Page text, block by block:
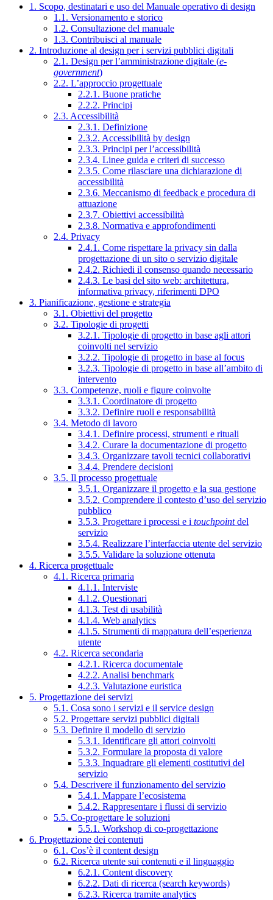
1. Scopo, destinatari e uso del Manuale operativo di design
1.1. Versionamento e storico
1.2. Consultazione del manuale
1.3. Contribuisci al manuale
2. Introduzione al design per i servizi pubblici digitali
2.1. Design per l’amministrazione digitale (e-
government)
2.2. L’approccio progettuale
2.2.1. Buone pratiche
2.2.2. Principi
2.3. Accessibilità
2.3.1. Definizione
2.3.2. Accessibilità by design
2.3.3. Principi per l’accessibilità
2.3.4. Linee guida e criteri di successo
2.3.5. Come rilasciare una dichiarazione di
accessibilità
2.3.6. Meccanismo di feedback e procedura di
attuazione
2.3.7. Obiettivi accessibilità
2.3.8. Normativa e approfondimenti
2.4. Privacy
2.4.1. Come rispettare la privacy sin dalla
progettazione di un sito o servizio digitale
2.4.2. Richiedi il consenso quando necessario
2.4.3. Le basi del sito web: architettura,
informativa privacy, riferimenti DPO
3. Pianificazione, gestione e strategia
3.1. Obiettivi del progetto
3.2. Tipologie di progetti
3.2.1. Tipologie di progetto in base agli attori
coinvolti nel servizio
3.2.2. Tipologie di progetto in base al focus
3.2.3. Tipologie di progetto in base all’ambito di
intervento
3.3. Competenze, ruoli e figure coinvolte
3.3.1. Coordinatore di progetto
3.3.2. Definire ruoli e responsabilità
3.4. Metodo di lavoro
3.4.1. Definire processi, strumenti e rituali
3.4.2. Curare la documentazione di progetto
3.4.3. Organizzare tavoli tecnici collaborativi
3.4.4. Prendere decisioni
3.5. Il processo progettuale
3.5.1. Organizzare il progetto e la sua gestione
3.5.2. Comprendere il contesto d’uso del servizio
pubblico
3.5.3. Progettare i processi e i touchpointdel
servizio
3.5.4. Realizzare l’interfaccia utente del servizio
3.5.5. Validare la soluzione ottenuta
4. Ricerca progettuale
4.1. Ricerca primaria
4.1.1. Interviste
4.1.2. Questionari
4.1.3. Test di usabilità
4.1.4. Web analytics
4.1.5. Strumenti di mappatura dell’esperienza
utente
4.2. Ricerca secondaria
4.2.1. Ricerca documentale
4.2.2. Analisi benchmark
4.2.3. Valutazione euristica
5. Progettazione dei servizi
5.1. Cosa sono i servizi e il service design
5.2. Progettare servizi pubblici digitali
5.3. Definire il modello di servizio
5.3.1. Identificare gli attori coinvolti
5.3.2. Formulare la proposta di valore
5.3.3. Inquadrare gli elementi costitutivi del
servizio
5.4. Descrivere il funzionamento del servizio
5.4.1. Mappare l’ecosistema
5.4.2. Rappresentare i flussi di servizio
5.5. Co-progettare le soluzioni
5.5.1. Workshop di co-progettazione
6. Progettazione dei contenuti
6.1. Cos’è il content design
6.2. Ricerca utente sui contenuti e il linguaggio
6.2.1. Content discovery
6.2.2. Dati di ricerca (search keywords)
6.2.3. Ricerca tramite analytics